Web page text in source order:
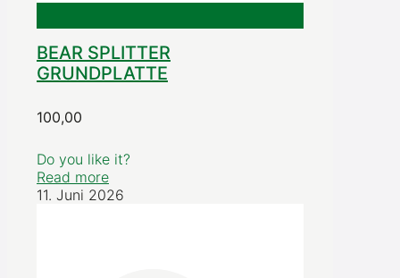
BEAR SPLITTER
GRUNDPLATTE
100,00
Do you like it?
Read more
11. Juni 2026